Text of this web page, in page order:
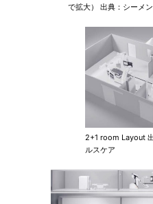
で拡大） 出典：シーメ
2+1 room Layout
ルスケア